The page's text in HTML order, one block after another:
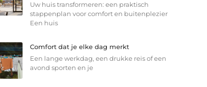
Uw huis transformeren: een praktisch
stappenplan voor comfort en buitenplezier
Een huis
Comfort dat je elke dag merkt
Een lange werkdag, een drukke reis of een
avond sporten en je